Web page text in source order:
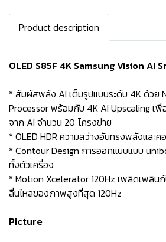
Product description
OLED S85F 4K Samsung Vision AI
* สัมผัสพลัง AI เต็มรูปแบบระดับ 4K ด้วย
Processor พร้อมกับ 4K AI Upscaling เพื่
จาก AI จำนวน 20 โครงข่าย
* OLED HDR ความสว่างอันทรงพลังและ
* Contour Design การออกแบบแบบ
ทั้งตัวเครื่อง
* Motion Xcelerator 120Hz เพลิดเพลิน
ลื่นไหลของภาพสูงที่สุด 120Hz
Picture